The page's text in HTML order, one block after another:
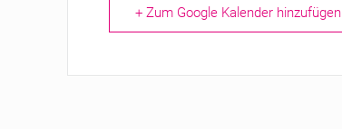
+ Zum Google Kalender hinzufügen